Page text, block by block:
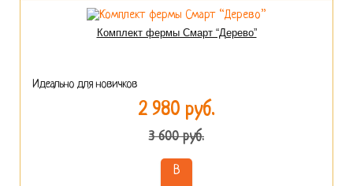
Комплект фермы Смарт “Дерево”
Идеально для новичков
2 980 руб.
3 600 руб.
В